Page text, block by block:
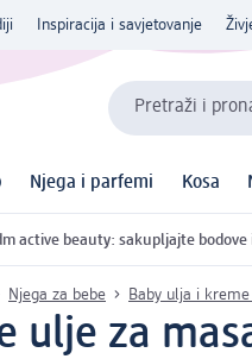
Inspiracija i savjetovanje
Pretraži i
Njega i parfemi Kosa
active beauty: sakupljajte bodove
Njega za bebe Baby ulja i
ulje za